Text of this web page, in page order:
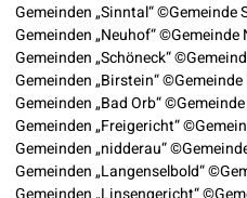
Gemeinden „Sinntal“ ©Gemeinde
Gemeinden „Neuhof“ ©Gemeinde
Gemeinden „Schöneck“
Gemeinden „Birstein“
Gemeinden „Bad Orb“
Gemeinden „Freigericht“
Gemeinden „nidderau“
Gemeinden „Langenselbold“